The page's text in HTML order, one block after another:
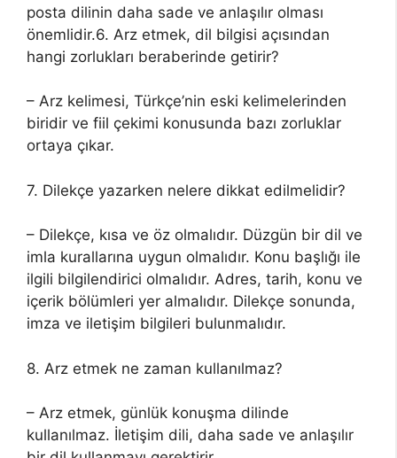
posta dilinin daha sade ve anlaşılır olması
önemlidir.6. Arz etmek, dil bilgisi açısından
hangi zorlukları beraberinde getirir?
– Arz kelimesi, Türkçe’nin eski kelimelerinden
biridir ve fiil çekimi konusunda bazı zorluklar
ortaya çıkar.
7. Dilekçe yazarken nelere dikkat edilmelidir?
– Dilekçe, kısa ve öz olmalıdır. Düzgün bir dil ve
imla kurallarına uygun olmalıdır. Konu başlığı ile
ilgili bilgilendirici olmalıdır. Adres, tarih, konu ve
içerik bölümleri yer almalıdır. Dilekçe sonunda,
imza ve iletişim bilgileri bulunmalıdır.
8. Arz etmek ne zaman kullanılmaz?
– Arz etmek, günlük konuşma dilinde
kullanılmaz. İletişim dili, daha sade ve anlaşılır